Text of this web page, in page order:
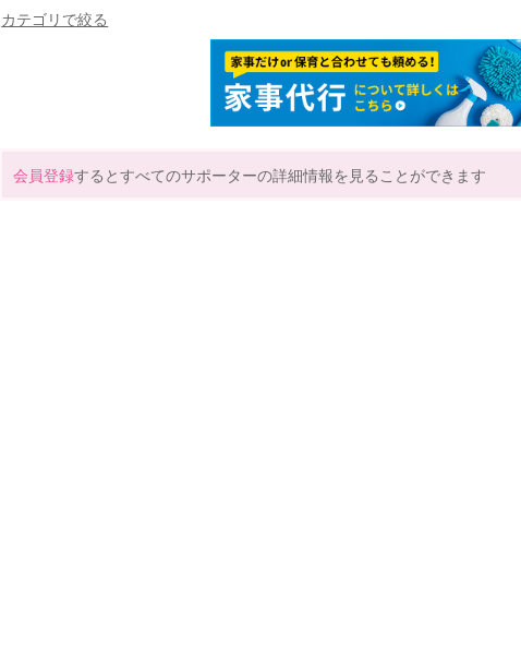
カテゴリで絞る
会員登録するとすべてのサポーターの詳細情報を見ることができます